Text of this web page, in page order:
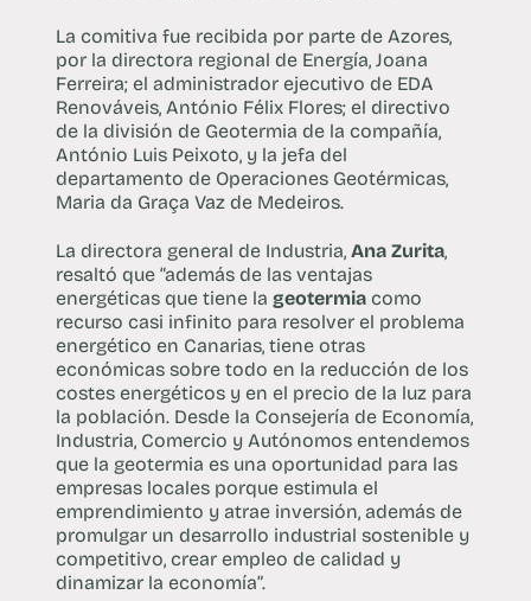
La comitiva fue recibida por parte de Azores,
por la directora regional de Energía, Joana
Ferreira; el administrador ejecutivo de EDA
Renováveis, António Félix Flores; el directivo
de la división de Geotermia de la compañía,
António Luis Peixoto, y la jefa del
departamento de Operaciones Geotérmicas,
Maria da Graça Vaz de Medeiros.
La directora general de Industria, Ana Zurita,
resaltó que “además de las ventajas
energéticas que tiene la geotermiacomo
recurso casi infinito para resolver el problema
energético en Canarias, tiene otras
económicas sobre todo en la reducción de los
costes energéticos y en el precio de la luz para
la población. Desde la Consejería de Economía,
Industria, Comercio y Autónomos entendemos
que la geotermia es una oportunidad para las
empresas locales porque estimula el
emprendimiento y atrae inversión, además de
promulgar un desarrollo industrial sostenible y
competitivo, crear empleo de calidad y
dinamizar la economía”.